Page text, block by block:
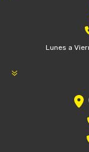
Lunes a